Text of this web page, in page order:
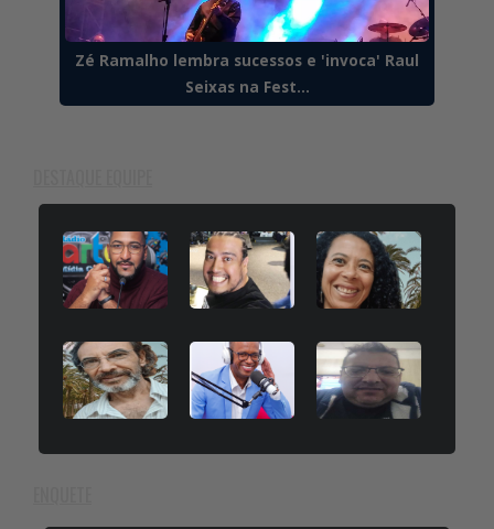
Zé Ramalho lembra sucessos e 'invoca' Raul
Seixas na Fest...